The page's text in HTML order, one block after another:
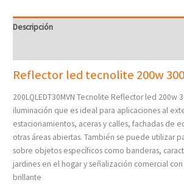
Descripción
Reflector led tecnolite 200w
200LQLEDT30MVN Tecnolite Reflector led 200w
iluminación que es ideal para aplicaciones al
estacionamientos, aceras y calles, fachadas de
otras áreas abiertas. También se puede utilizar
sobre objetos específicos como banderas,
jardines en el hogar y señalización comercial
brillante